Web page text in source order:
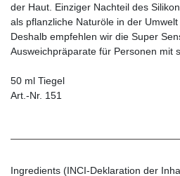
der Haut. Einziger Nachteil des
als pflanzliche Naturöle in der
Deshalb empfehlen wir die Super
Ausweichpräparate für Personen mit
50 ml Tiegel
Art.-Nr. 151
Ingredients (INCI-Deklaration der